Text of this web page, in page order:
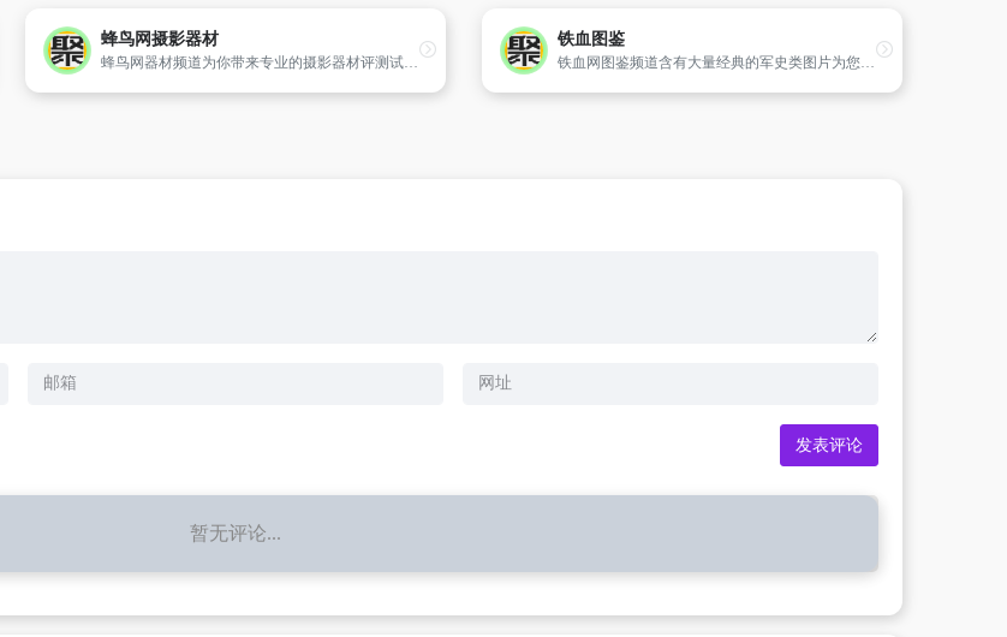
蜂鸟网摄影器材
蜂鸟网器材频道为你带来专业的摄影器材评测试用,全新的市场行情报价,器材故事,以及摄影器材图片,深入解析器材的功能,和使用方法,提供权威的摄影设备信息参考.
铁血图鉴
铁血网图鉴频道含有大量经典的军史类图片为您提供新的军事图片、国际、社会、历史图片,网罗天下军事图片,尽在铁血网图鉴
暂无评论...